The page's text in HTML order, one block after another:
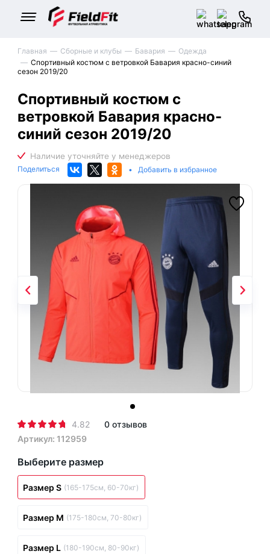
Главная Сборные и клубы Бавария
Одежда
Cпортивный костюм с ветровкой Бавария красно-синий
сезон 2019/20
Cпортивный костюм с
ветровкой Бавария красно-
синий сезон 2019/20
Поделиться • Добавить в избранное
4.82
0 отзывов
Артикул: 112959
Выберите размер
Размер S (165-175см, 60-70кг)
Размер M (175-180см, 70-80кг)
Размер L (180-190см, 80-90кг)